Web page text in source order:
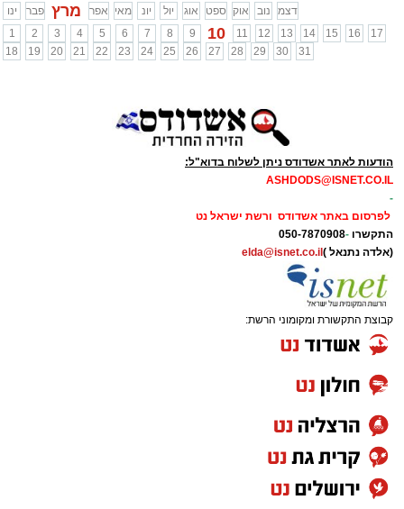
ינו
פבר מרץ אפר מאי יונ יול אוג ספט אוק נוב
דצמ
1
2 3 4 5 6 7 8 9 10 11 12 13 14 15 16
17
18
19 20 21 22 23 24 25 26 27 28 29 30 31
הודעות לאתר אשדודס ניתן לשלוח בדוא"ל:
ASHDODS@ISNET.CO.IL
-
לפרסום באתר אשדודס ורשת ישראל נט
התקשרו -
050-7870908
(אלדה נתנאל ) elda@isnet.co.il
קבוצת התקשורת ומקומוני הרשת: